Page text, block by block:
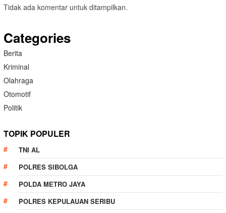
Tidak ada komentar untuk ditampilkan.
Categories
Berita
Kriminal
Olahraga
Otomotif
Politik
TOPIK POPULER
TNI AL
POLRES SIBOLGA
POLDA METRO JAYA
POLRES KEPULAUAN SERIBU